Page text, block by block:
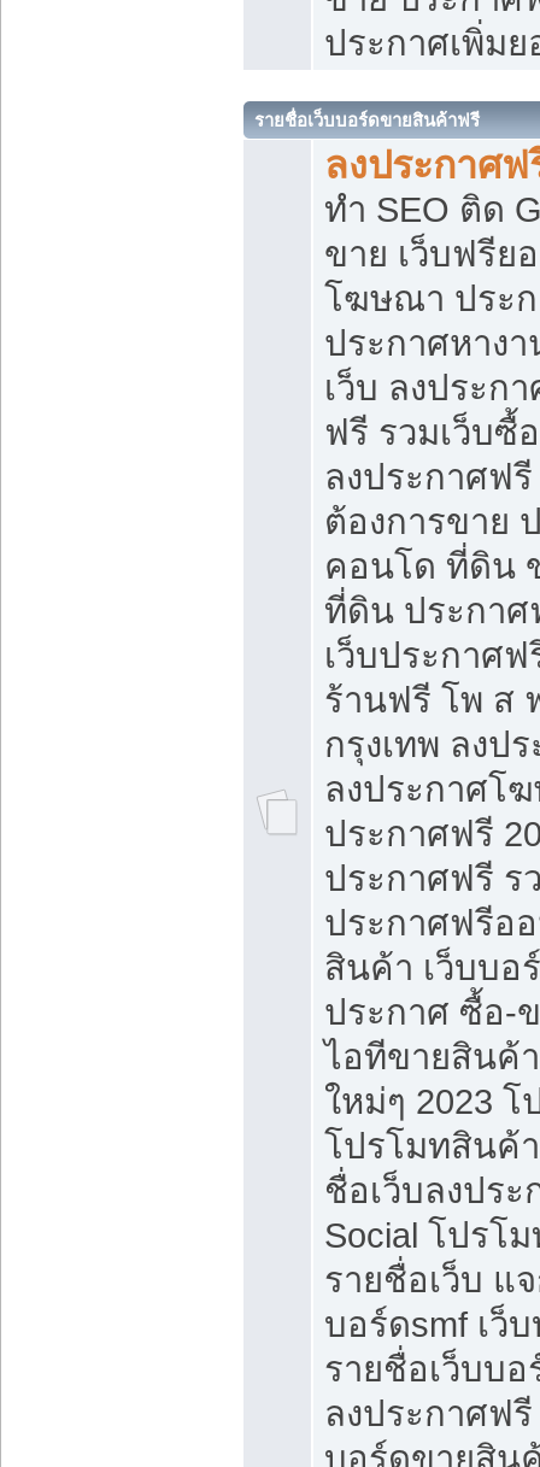
ประกาศเพิ่ม
รายชื่อเว็บบอร์ดขายสินค้าฟรี
ลงประกาศฟ
ทำ SEO ติด
ขาย เว็บฟรีย
โฆษณา ประ
ประกาศหาง
เว็บ ลงประก
ฟรี รวมเว็บซื้
ลงประกาศฟ
ต้องการขาย
คอนโด ที่ดิน
ที่ดิน ประกา
เว็บประกาศ
ร้านฟรี โพ ส
กรุงเทพ ลงป
ลงประกาศโ
ประกาศฟรี
ประกาศฟรี ร
ประกาศฟรีอ
สินค้า เว็บบอ
ประกาศ ซื้อ-
ไอทีขายสินค้
ใหม่ๆ 2023
โปรโมทสินค้
ชื่อเว็บลงปร
Social โปรโ
รายชื่อเว็บ แ
บอร์ดsmf เว็
รายชื่อเว็บบ
ลงประกาศฟรี
บอร์ดขายสิน